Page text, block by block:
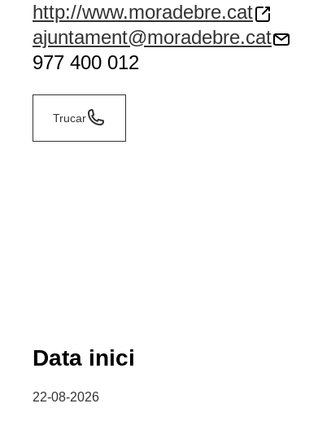
http://www.moradebre.cat
ajuntament@moradebre.cat
977 400 012
Trucar
Data inici
22-08-2026